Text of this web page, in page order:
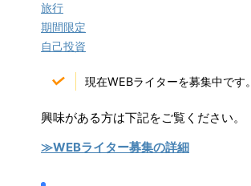
旅行
期間限定
自己投資
現在WEBライターを募集中です。
興味がある方は下記をご覧ください。
≫WEBライター募集の詳細